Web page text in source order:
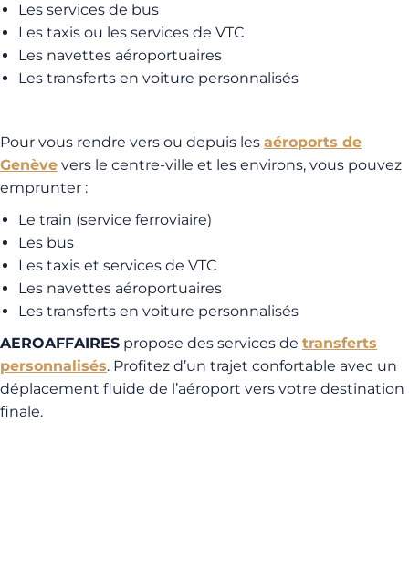
Les services de bus
Les taxis ou les services de VTC
Les navettes aéroportuaires
Les transferts en voiture personnalisés
Pour vous rendre vers ou depuis les aéroports de
Genève vers le centre-ville et les environs, vous pouvez
emprunter :
Le train (service ferroviaire)
Les bus
Les taxis et services de VTC
Les navettes aéroportuaires
Les transferts en voiture personnalisés
AEROAFFAIRES propose des services de transferts
personnalisés. Profitez d’un trajet confortable avec un
déplacement fluide de l’aéroport vers votre destination
finale.